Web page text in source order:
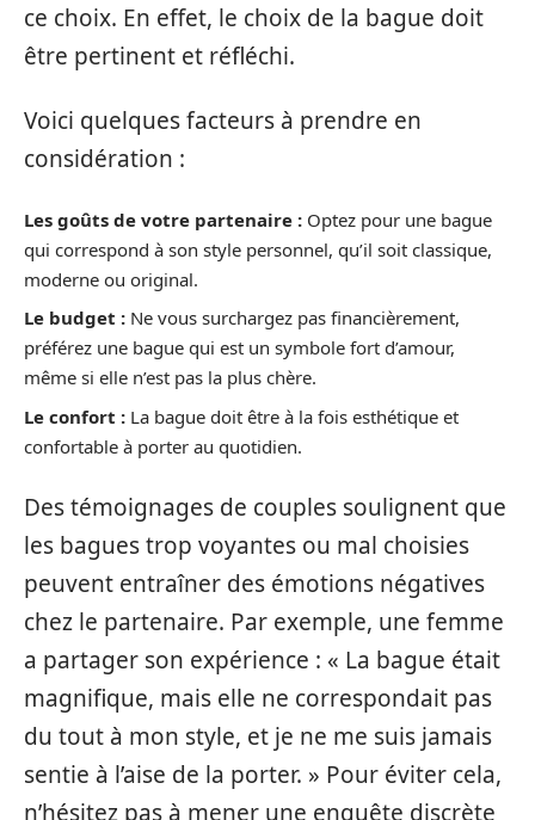
ce choix. En effet, le choix de la bague doit
être pertinent et réfléchi.
Voici quelques facteurs à prendre en
considération :
Les goûts de votre partenaire : Optez pour une bague
qui correspond à son style personnel, qu’il soit classique,
moderne ou original.
Le budget : Ne vous surchargez pas financièrement,
préférez une bague qui est un symbole fort d’amour,
même si elle n’est pas la plus chère.
Le confort : La bague doit être à la fois esthétique et
confortable à porter au quotidien.
Des témoignages de couples soulignent que
les bagues trop voyantes ou mal choisies
peuvent entraîner des émotions négatives
chez le partenaire. Par exemple, une femme
a partager son expérience : « La bague était
magnifique, mais elle ne correspondait pas
du tout à mon style, et je ne me suis jamais
sentie à l’aise de la porter. » Pour éviter cela,
n’hésitez pas à mener une enquête discrète